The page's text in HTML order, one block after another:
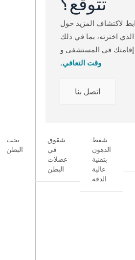
لاكتشاف المزيد حول
الذي اخترته، بما في ذلك
في المستشفى و
وقت التعافي.
اتصل بنا
شفط
الدهون
بتقنية
عالية
الدقة
شقوق
في
عضلات
البطن
نحت
البطن